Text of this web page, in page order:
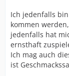
Ich jedenfalls
kommen
jedenfalls hat
ernsthaft
Ich mag auch
ist